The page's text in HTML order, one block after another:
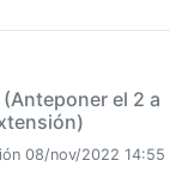
(Anteponer el 2 a
08/nov/2022 14:55